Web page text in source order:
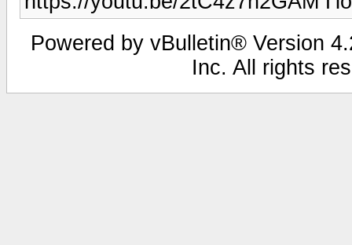
Powered by vBulletin® Version
Inc. All rights